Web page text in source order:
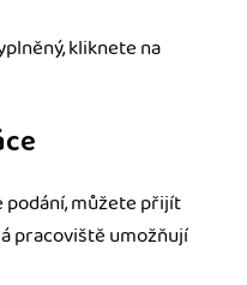
kliknete na
podání, můžete přijít
pracoviště umožňují